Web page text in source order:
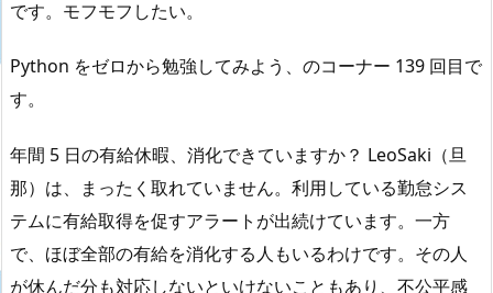
です。モフモフしたい。
Python をゼロから勉強してみよう、のコーナー 139 回目で
す。
年間 5 日の有給休暇、消化できていますか？ LeoSaki（旦
那）は、まったく取れていません。利用している勤怠シス
テムに有給取得を促すアラートが出続けています。一方
で、ほぼ全部の有給を消化する人もいるわけです。その人
が休んだ分も対応しないといけないこともあり、不公平感